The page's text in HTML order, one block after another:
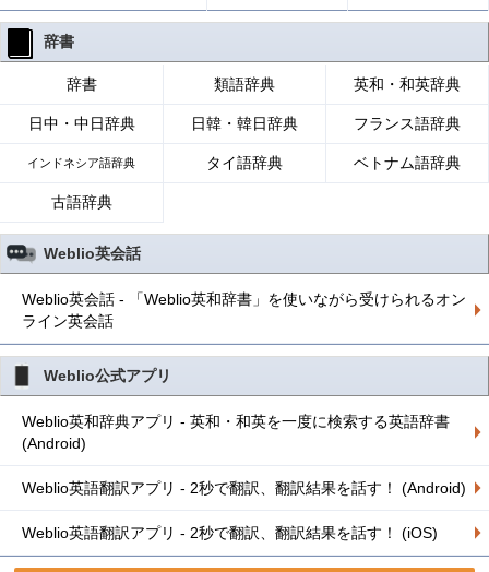
辞書
辞書 類語辞典 英和・和英辞典
日中・中日辞典 日韓・韓日辞典 フランス語辞典
インドネシア語辞典 タイ語辞典 ベトナム語辞典
古語辞典
Weblio英会話
Weblio英会話 - 「Weblio英和辞書」を使いながら受けられるオン
ライン英会話
Weblio公式アプリ
Weblio英和辞典アプリ - 英和・和英を一度に検索する英語辞書
(Android)
Weblio英語翻訳アプリ - 2秒で翻訳、翻訳結果を話す！ (Android)
Weblio英語翻訳アプリ - 2秒で翻訳、翻訳結果を話す！ (iOS)